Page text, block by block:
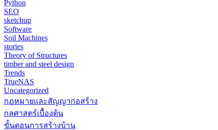
Python
SEO
sketchup
Software
Soil Machines
stories
Theory of Structures
timber and steel design
Trends
TrueNAS
Uncategorized
กฎหมายและสัญญาก่อสร้าง
กลศาสตร์เบื้องต้น
ขั้นตอนการสร้างบ้าน